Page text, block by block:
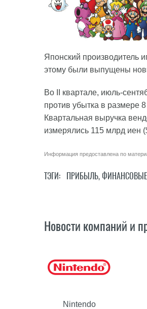
Японский производитель
этому были выпущены
Во II квартале, июль-
против убытка в размере
Квартальная выручка
измерялись 115 млрд иен
Информация предоставлена по
ТЭГИ: ПРИБЫЛЬ,ФИНАНСОВЫЕ
Новости компаний и
Nintendo